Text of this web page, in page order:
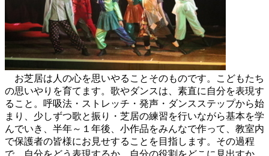
お芝居は人の心を思いやることそのものです。こどもたち
の思いやりを育てます。歌やダンスは、素直に自分を表現す
ること。呼吸法・ストレッチ・発声・ダンスステップから始
まり、少しずつ歌と振り・芝居の練習を行いながら基本を学
んでいき、半年～１年後、小作品をみんなで作って、教室内
で保護者の皆様にお見せすることを目指します。その過程
で、自分をどう表現するか、自分の役割をどこに見出すか